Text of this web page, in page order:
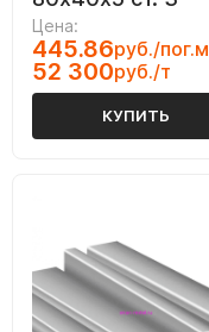
Цена:
445.86руб./пог.м
52 300руб./т
КУПИТЬ